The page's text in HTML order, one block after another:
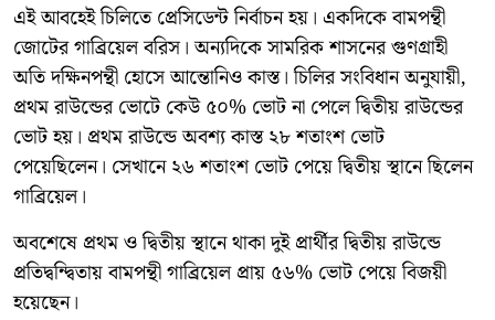
এই আবহেই চিলিতে প্রেসিডেন্ট নির্বাচন হয়। একদিকে বামপন্থী
জোটের গাব্রিয়েল বরিস। অন্যদিকে সামরিক শাসনের গুণগ্রাহী
অতি দক্ষিনপন্থী হোসে আন্তোনিও কাস্ত। চিলির সংবিধান অনুযায়ী,
প্রথম রাউন্ডের ভোটে কেউ ৫০% ভোট না পেলে দ্বিতীয় রাউন্ডের
ভোট হয়। প্রথম রাউন্ডে অবশ্য কাস্ত ২৮ শতাংশ ভোট
পেয়েছিলেন। সেখানে ২৬ শতাংশ ভোট পেয়ে দ্বিতীয় স্থানে ছিলেন
গাব্রিয়েল।
অবশেষে প্রথম ও দ্বিতীয় স্থানে থাকা দুই প্রার্থীর দ্বিতীয় রাউন্ডে
প্রতিদ্বন্দ্বিতায় বামপন্থী গাব্রিয়েল প্রায় ৫৬% ভোট পেয়ে বিজয়ী
হয়েছেন।